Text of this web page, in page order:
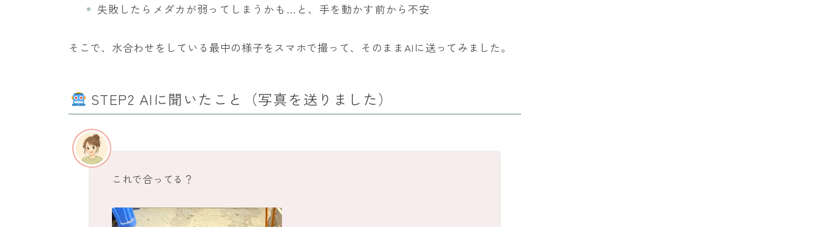
失敗したらメダカが弱ってしまうかも…と、手を動かす前から不安
そこで、水合わせをしている最中の様子をスマホで撮って、そのままAIに送ってみました。
STEP2 AIに聞いたこと（写真を送りました）
これで合ってる？